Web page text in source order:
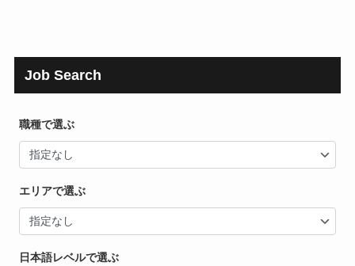
Job Search
職種で選ぶ
エリアで選ぶ
日本語レベルで選ぶ